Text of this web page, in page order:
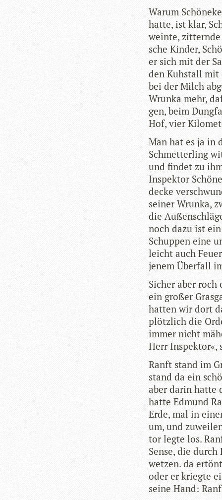
Warum
hatte, ist klar,
weinte,
sche Kin­der,
er sich mit der
den Kuh­stall mit
bei der Milch
Wrunka mehr,
gen, beim
Hof, vier
Man hat es ja in
Schmet­ter­ling
und fin­det zu
Inspek­tor
de­cke
sei­ner Wrunka,
die
noch dazu ist
Schup­pen eine
leicht auch
jenem Über­fall
Sicher aber roch
ein gro­ßer
hat­ten wir dort
plötz­lich die
immer nicht
Herr Inspek­tor«,
Ranft stand im
stand da ein
aber darin hatte
hatte Edmund
Erde, mal in
um, und
tor legte los.
Sense, die
wet­zen. da
oder er kriegte
seine Hand: